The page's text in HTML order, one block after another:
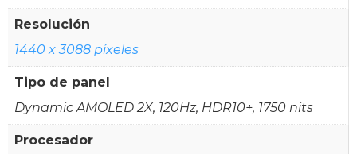
Resolución
1440 x 3088 píxeles
Tipo de panel
Dynamic AMOLED 2X, 120Hz, HDR10+, 1750 nits
Procesador